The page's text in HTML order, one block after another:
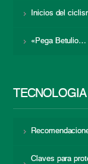
Inicios del
«Pega Betulio…
TECNOLOGÍA
Claves para